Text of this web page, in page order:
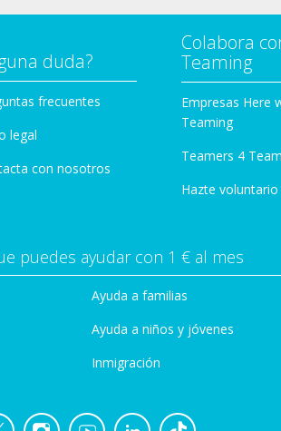
duda?
frecuentes
legal
con nosotros
Colabora
Teaming
Empresas Here
Teaming
Teamers 4
Hazte voluntario
puedes ayudar con 1 € al mes
Ayuda a familias
Ayuda a niños y jóvenes
Inmigración